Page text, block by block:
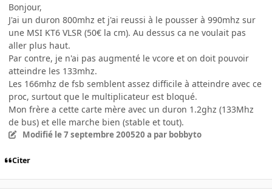
Bonjour,
J'ai un duron 800mhz et j'ai reussi à le pousser à 990mhz sur
une MSI KT6 VLSR (50€ la cm). Au dessus ca ne voulait pas
aller plus haut.
Par contre, je n'ai pas augmenté le vcore et on doit pouvoir
atteindre les 133mhz.
Les 166mhz de fsb semblent assez difficile à atteindre avec ce
proc, surtout que le multiplicateur est bloqué.
Mon frère a cette carte mère avec un duron 1.2ghz (133Mhz
de bus) et elle marche bien (stable et tout).
Modifié le 7 septembre 200520 a par bobbyto
Citer